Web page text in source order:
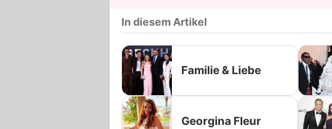
In diesem Artikel
Familie & Liebe
Georgina Fleur